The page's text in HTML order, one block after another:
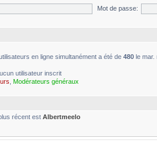
Mot de passe:
en ligne simultanément a été de 480 le mar.
utilisateur inscrit
Modérateurs généraux
récent est Albertmeelo